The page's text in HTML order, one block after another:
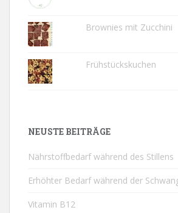
Brownies mit Zucchini
Frühstückskuchen
NEUSTE BEITRÄGE
Nährstoffbedarf während des Stillens
Erhöhter Bedarf während der
Vitamin B12